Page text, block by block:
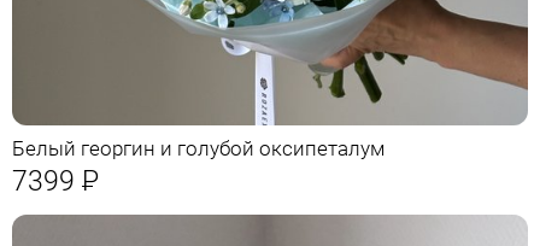
Белый георгин и голубой оксипеталум
7399 Р